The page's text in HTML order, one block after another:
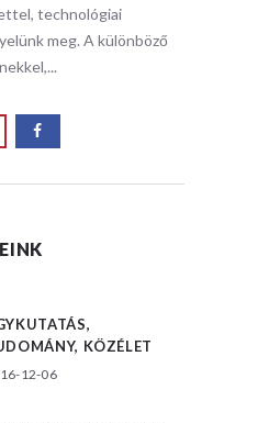
technológiai
meg. A különböző
KÖZÉLET
12-06